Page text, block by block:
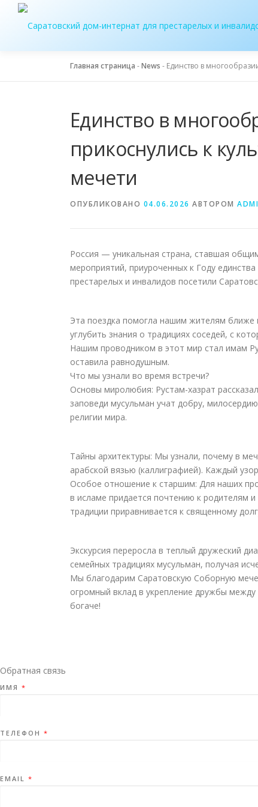
Перейти
содержимому
Главная страница -News - Единство в
Единство в
прикоснулись к
мечети
ОПУБЛИКОВАНО 04.06.2026 АВТОРОМ
Россия — уникальная страна, ставшая
мероприятий, приуроченных к Году
престарелых и инвалидов посетили
Эта поездка помогла нашим жителям ближе
углубить знания о традициях соседей, с
Нашим проводником в этот мир стал имам
оставила равнодушным.
Что мы узнали во время встречи?
Основы миролюбия: Рустам-хазрат
заповеди мусульман учат добру,
религии мира.
Тайны архитектуры: Мы узнали, почему в
арабской вязью (каллиграфией). Каждый
Особое отношение к старшим: Для наших
в исламе придается почтению к родителям
традиции приравнивается к священному
Экскурсия переросла в теплый дружеский
семейных традициях мусульман, получая
Мы благодарим Саратовскую Соборную
огромный вклад в укрепление дружбы
богаче!
Обратная связь
ИМЯ *
ТЕЛЕФОН *
EMAIL *